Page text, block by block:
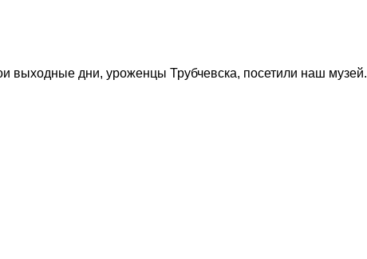
выходные дни, уроженцы Трубчевска, посетили наш музей.